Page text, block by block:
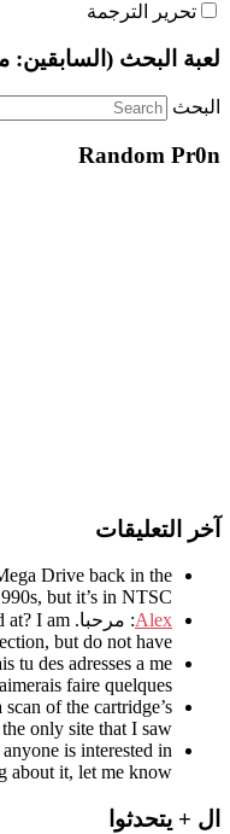
تحرير الترجمة
لعبة البحث (السابقين:
البحث
Random Pr0n
آخر التعليقات
Drive back in the
, but it’s in NTSC
Alex: مرحبا. at? I am
, but do not have..
tu des adresses a me
faire quelques..
of the cartridge’s
only site that I saw...
is interested in
about it, let me know.
ال + يتحدثوا